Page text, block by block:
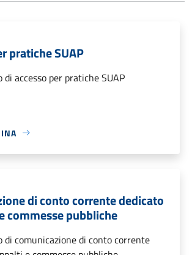
pratiche SUAP
di accesso per pratiche SUAP
di conto corrente dedicato
commesse pubbliche
di comunicazione di conto corrente